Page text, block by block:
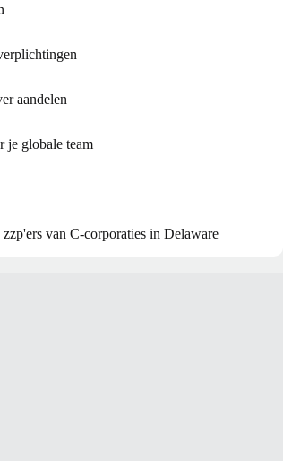
aandelen
je globale team
van C-corporaties in Delaware